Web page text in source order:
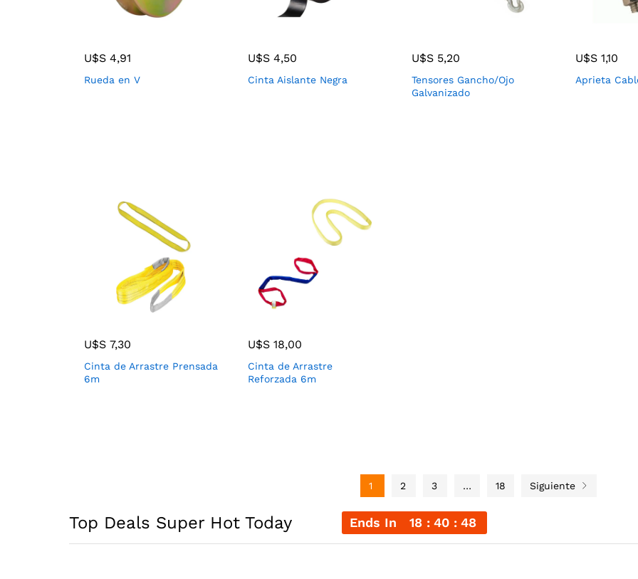
U$S 4,91
Rueda en V
U$S 4,50
Cinta Aislante Negra
U$S 5,20
Tensores Gancho/Ojo
Galvanizado
U$S 1,10
Aprieta
U$S 7,30
Cinta de Arrastre Prensada
6m
U$S 18,00
Cinta de Arrastre
Reforzada 6m
1 2 3 … 18 Siguiente
Top Deals Super Hot Today Ends In 18 40 47